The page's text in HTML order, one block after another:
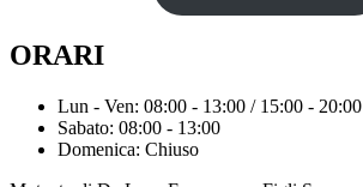
ORARI
Lun - Ven: 08:00 - 13:00 / 15:00 - 20:00
Sabato: 08:00 - 13:00
Domenica: Chiuso